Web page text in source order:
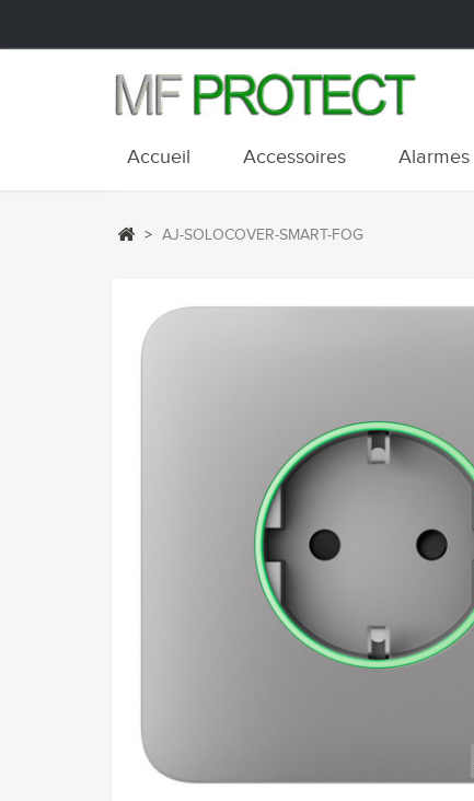
Accueil Accessoires Alarmes
> AJ-SOLOCOVER-SMART-FOG